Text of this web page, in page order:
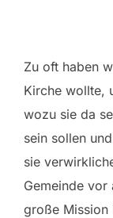
Zu oft haben
Kirche wollte,
wozu sie da
sein sollen
sie
Gemeinde vor
große Mission